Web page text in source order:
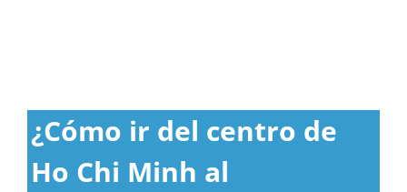
¿Cómo ir del centro de
Ho Chi Minh al